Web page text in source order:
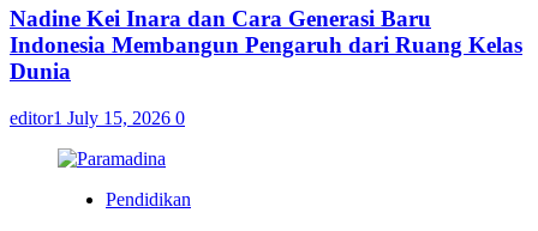
Nadine Kei Inara dan Cara Generasi Baru
Indonesia Membangun Pengaruh dari Ruang Kelas
Dunia
editor1 July 15, 2026 0
Pendidikan